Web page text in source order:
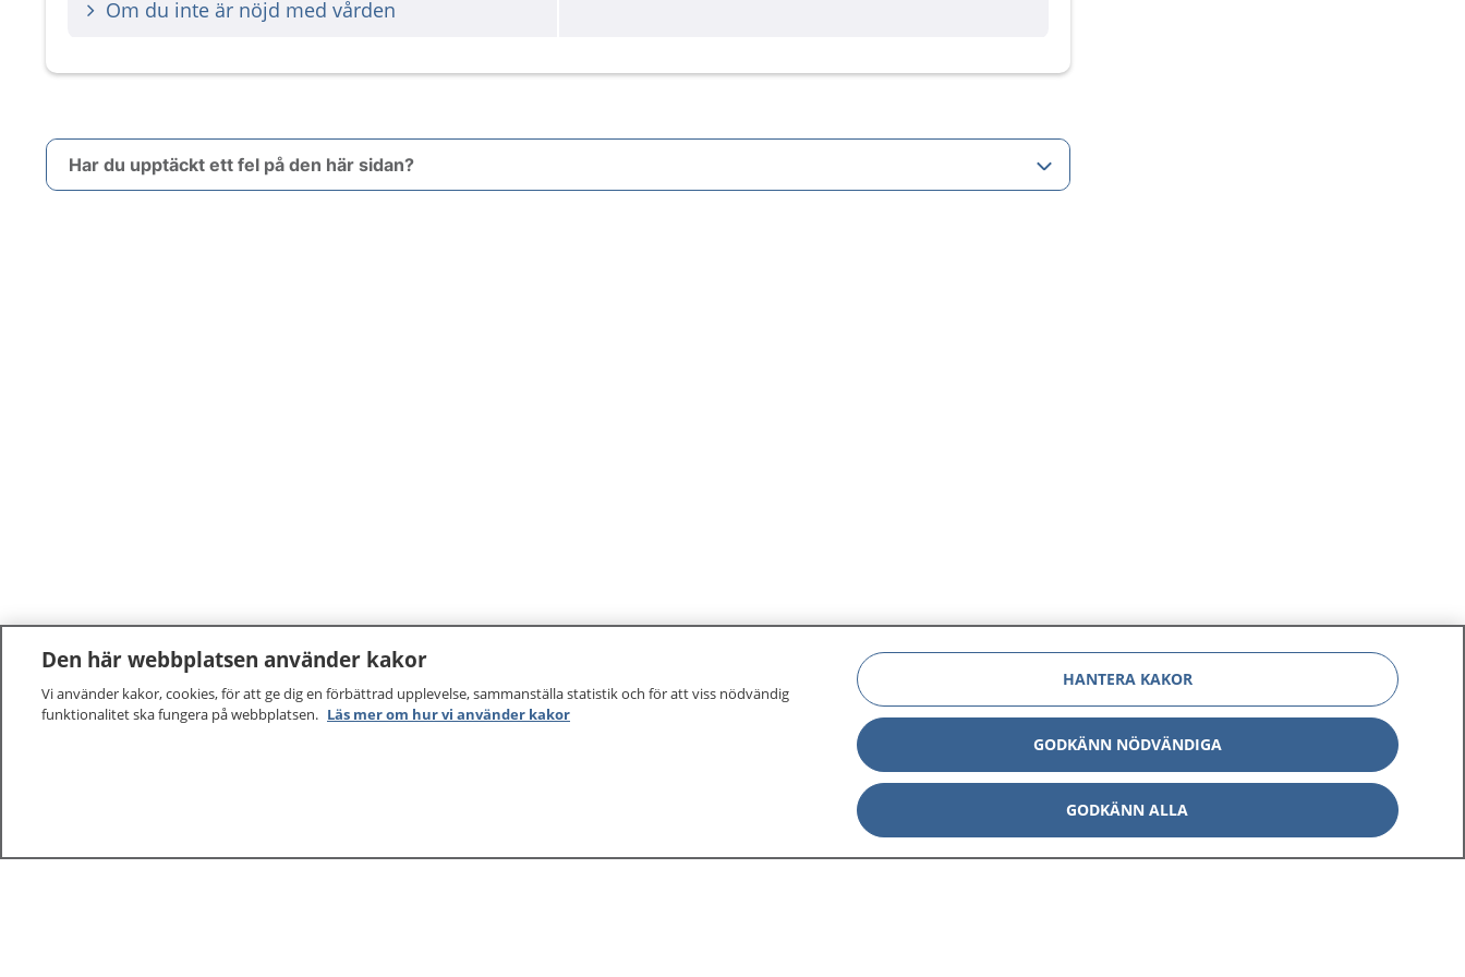
Om du inte är nöjd med vården
Har du upptäckt ett fel på den här sidan?
Den här webbplatsen använder kakor
Vi använder kakor, cookies, för att ge dig en förbättrad upplevelse, sammanställa statistik och för att viss nödvändig
funktionalitet ska fungera på webbplatsen. Läs mer om hur vi använder kakor
HANTERA KAKOR
GODKÄNN NÖDVÄNDIGA
GODKÄNN ALLA